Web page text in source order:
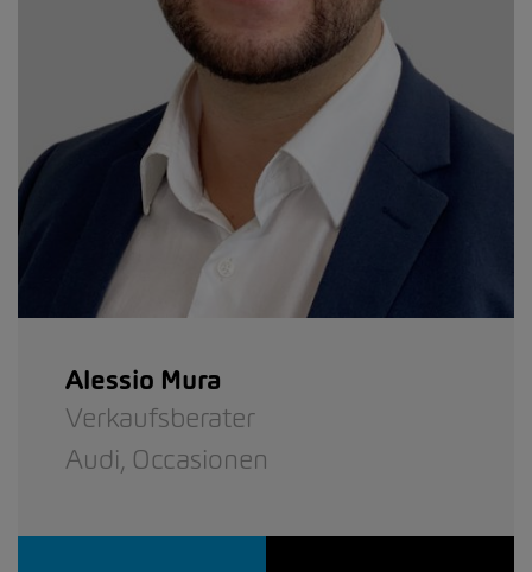
Alessio Mura
Verkaufsberater
Audi, Occasionen